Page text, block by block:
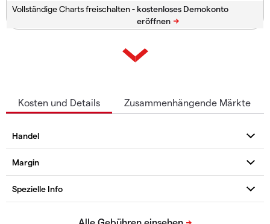
Vollständige Charts freischalten -
Kosten und Details Zusammenhängende Märkte